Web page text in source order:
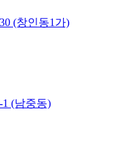
(창인동1가)
(남중동)